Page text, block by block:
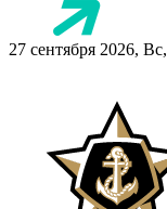
27 сентября 2026,